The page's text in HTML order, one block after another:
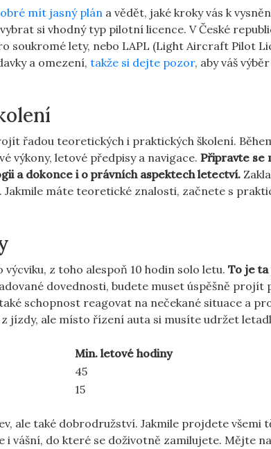
mít jasný plán a vědět, jaké kroky vás k
si vhodný typ pilotní licence. V České
soukromé lety, nebo LAPL (Light Aircraft Pilot
a omezení,takže si dejte pozor, aby váš
řadou teoretických i praktických školení.
výkony, letové předpisy a navigace.Připravte se
a dokonce i o právních aspektech letectví.
máte teoretické znalosti, začnete s
z toho alespoň 10 hodin solo letu.To je ta
dovednosti, budete muset úspěšně projít
schopnost reagovat na nečekané situace a
jízdy, ale místo řízení auta si musíte udržet
Min. letové hodiny
45
15
ale také dobrodružství. Jakmile projdete všemi
vášní, do které se doživotně zamilujete. Mějte